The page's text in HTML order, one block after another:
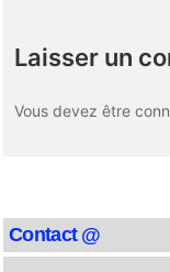
Laisser un
Vous devez être
Contact @